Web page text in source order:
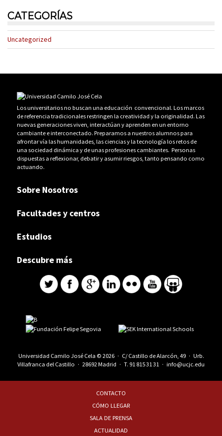
CATEGORÍAS
Uncategorized
Los universitarios no buscan una educación convencional. Los marcos
de referencia tradicionales restringen la creatividad y la originalidad. Las
nuevas generaciones viven, interactúan y aprenden en un entorno
cambiante e interconectado. Preparamos a nuestros alumnos para
afrontar vía las humanidades, las ciencias y la tecnología los retos de
una sociedad dinámica y de unas profesiones cambiantes. Personas
dispuestas a reflexionar, debatir y asumir riesgos, tanto pensando como
actuando.
Sobre Nosotros
Facultades y centros
Estudios
Descubre más
Universidad Camilo José Cela © 2026 · C/ Castillo de Alarcón, 49 · Urb.
Villafranca del Castillo · 28692 Madrid · T. 91 815 31 31 · info@ucjc.edu
CONTACTO
CÓMO LLEGAR
SALA DE PRENSA
ACTUALIDAD